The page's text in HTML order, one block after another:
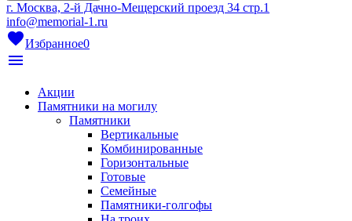
г. Москва, 2-й Дачно-Мещерский проезд 34 стр.1
info@memorial-1.ru
favoriteИзбранное0
menu
Акции
Памятники на могилу
Памятники
Вертикальные
Комбинированные
Горизонтальные
Готовые
Семейные
Памятники-голгофы